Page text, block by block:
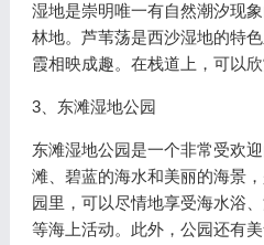
湿地是崇明唯一有自然潮汐现
林地。芦苇荡是西沙湿地的特
霞相映成趣。在栈道上，可以
3、东滩湿地公园
东滩湿地公园是一个非常受欢
滩、碧蓝的海水和美丽的海景
园里，可以尽情地享受海水浴
等海上活动。此外，公园还有